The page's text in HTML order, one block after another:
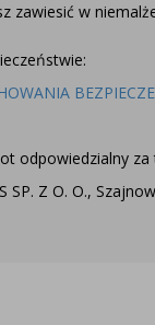
zawiesić w
odpowiedzialny za
SP. Z O. O.,